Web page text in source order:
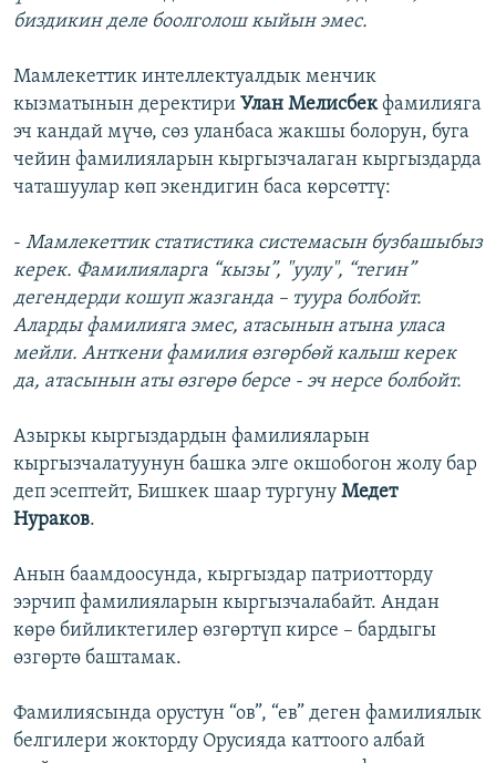
биздикин деле боолголош кыйын эмес.
Мамлекеттик интеллектуалдык менчик
кызматынын деректири Улан Мелисбекфамилияга
эч кандай мүчө, сөз уланбаса жакшы болорун, буга
чейин фамилияларын кыргызчалаган кыргыздарда
чаташуулар көп экендигин баса көрсөттү:
- Мамлекеттик статистика системасын бузбашыбыз
керек. Фамилияларга “кызы”, "уулу", “тегин”
дегендерди кошуп жазганда – туура болбойт.
Аларды фамилияга эмес, атасынын атына уласа
мейли. Анткени фамилия өзгөрбөй калыш керек
да, атасынын аты өзгөрө берсе - эч нерсе болбойт.
Азыркы кыргыздардын фамилияларын
кыргызчалатуунун башка элге окшобогон жолу бар
деп эсептейт, Бишкек шаар тургуну Медет
Нураков.
Анын баамдоосунда, кыргыздар патриотторду
ээрчип фамилияларын кыргызчалабайт. Андан
көрө бийликтегилер өзгөртүп кирсе – бардыгы
өзгөртө баштамак.
Фамилиясында орустун “ов”, “ев” деген фамилиялык
белгилери жокторду Орусияда каттоого албай